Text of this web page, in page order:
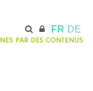
FR DE